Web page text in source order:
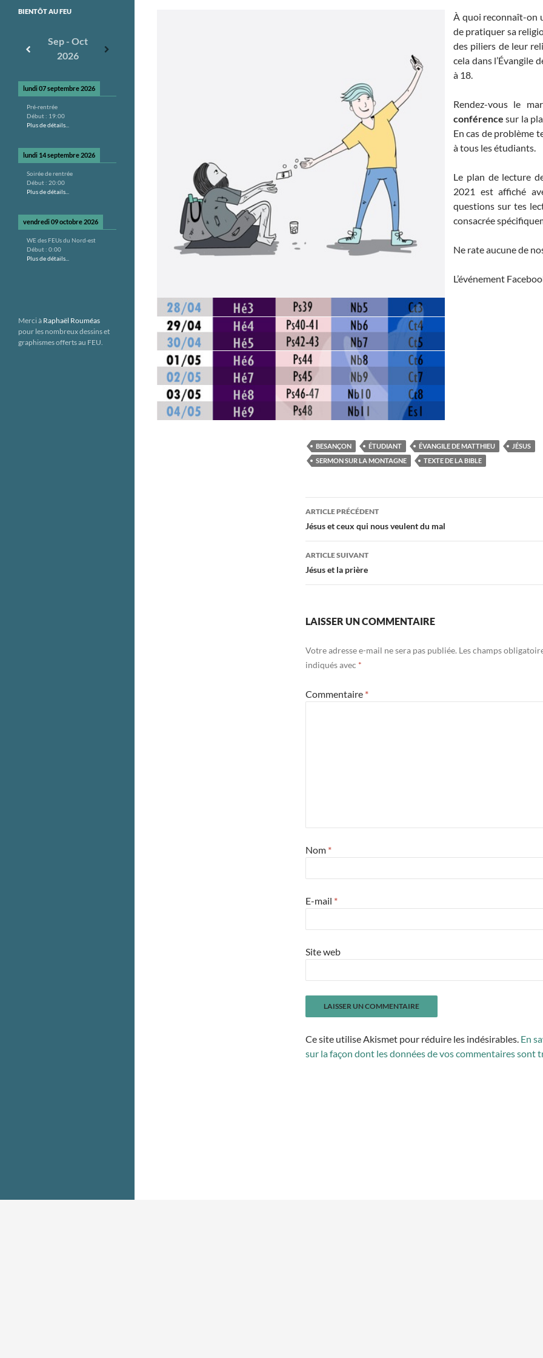
À quoi reconnaît-on
de pratiquer sa
des piliers de leur
cela dans l’Évangile
à 18.
Rendez-vous le
conférence sur la
En cas de problème
à tous les étudiants.
Le plan de lecture
2021 est affiché
questions sur tes
consacrée
Ne rate aucune de
L’événement
BESANÇON ÉTUDIANT ÉVANGILE DE MATTHIEU
JÉSUS
SERMON SUR LA MONTAGNE
TEXTE DE LA BIBLE
Navigation
des
articles
ARTICLE PRÉCÉDENT
Jésus et ceux qui nous veulent du mal
ARTICLE SUIVANT
Jésus et la prière
LAISSER UN COMMENTAIRE
Votre adresse e-mail ne sera pas publiée. Les champs
indiqués avec *
Commentaire *
Nom *
E-mail *
Site web
Ce site utilise Akismet pour réduire les indésirables. En
sur la façon dont les données de vos commentaires sont
BIENTÔT AU FEU
Sep - Oct
2026
lundi 07 septembre 2026
Pré-rentrée
Début : 19:00
Plus de détails...
lundi 14 septembre 2026
Soirée de rentrée
Début : 20:00
Plus de détails...
vendredi 09 octobre 2026
WE des FEUs du Nord-est
Début : 0:00
Plus de détails...
Merci à Raphaël Rouméas
pour les nombreux dessins et
graphismes offerts au FEU.